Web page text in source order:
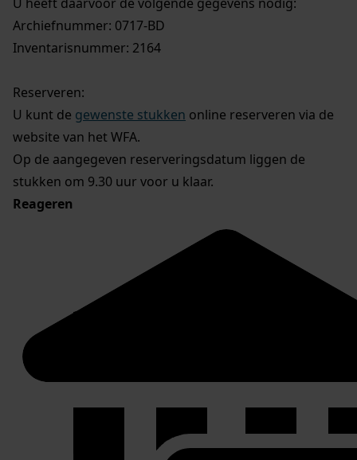
Archiefnummer: 0717-BD
Inventarisnummer: 2164
Reserveren:
U kunt de gewenste stukken online reserveren via de
website van het WFA.
Op de aangegeven reserveringsdatum liggen de
stukken om 9.30 uur voor u klaar.
Reageren